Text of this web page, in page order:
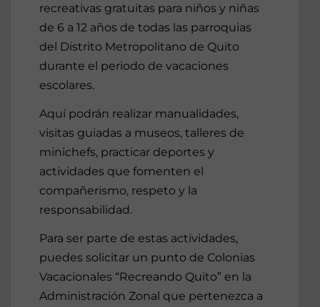
recreativas gratuitas para niños y niñas
de 6 a 12 años de todas las parroquias
del Distrito Metropolitano de Quito
durante el periodo de vacaciones
escolares.
Aquí podrán realizar manualidades,
visitas guiadas a museos, talleres de
minichefs, practicar deportes y
actividades que fomenten el
compañerismo, respeto y la
responsabilidad.
Para ser parte de estas actividades,
puedes solicitar un punto de Colonias
Vacacionales “Recreando Quito” en la
Administración Zonal que pertenezca a